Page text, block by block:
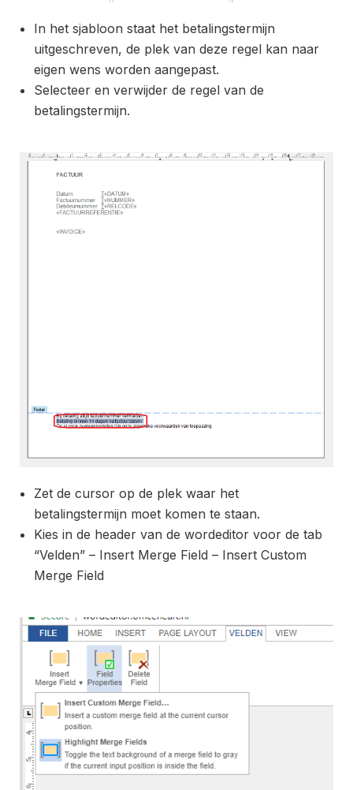
In het sjabloon staat het betalingstermijn
uitgeschreven, de plek van deze regel kan naar
eigen wens worden aangepast.
Selecteer en verwijder de regel van de
betalingstermijn.
Zet de cursor op de plek waar het
betalingstermijn moet komen te staan.
Kies in de header van de wordeditor voor de tab
“Velden” – Insert Merge Field – Insert Custom
Merge Field